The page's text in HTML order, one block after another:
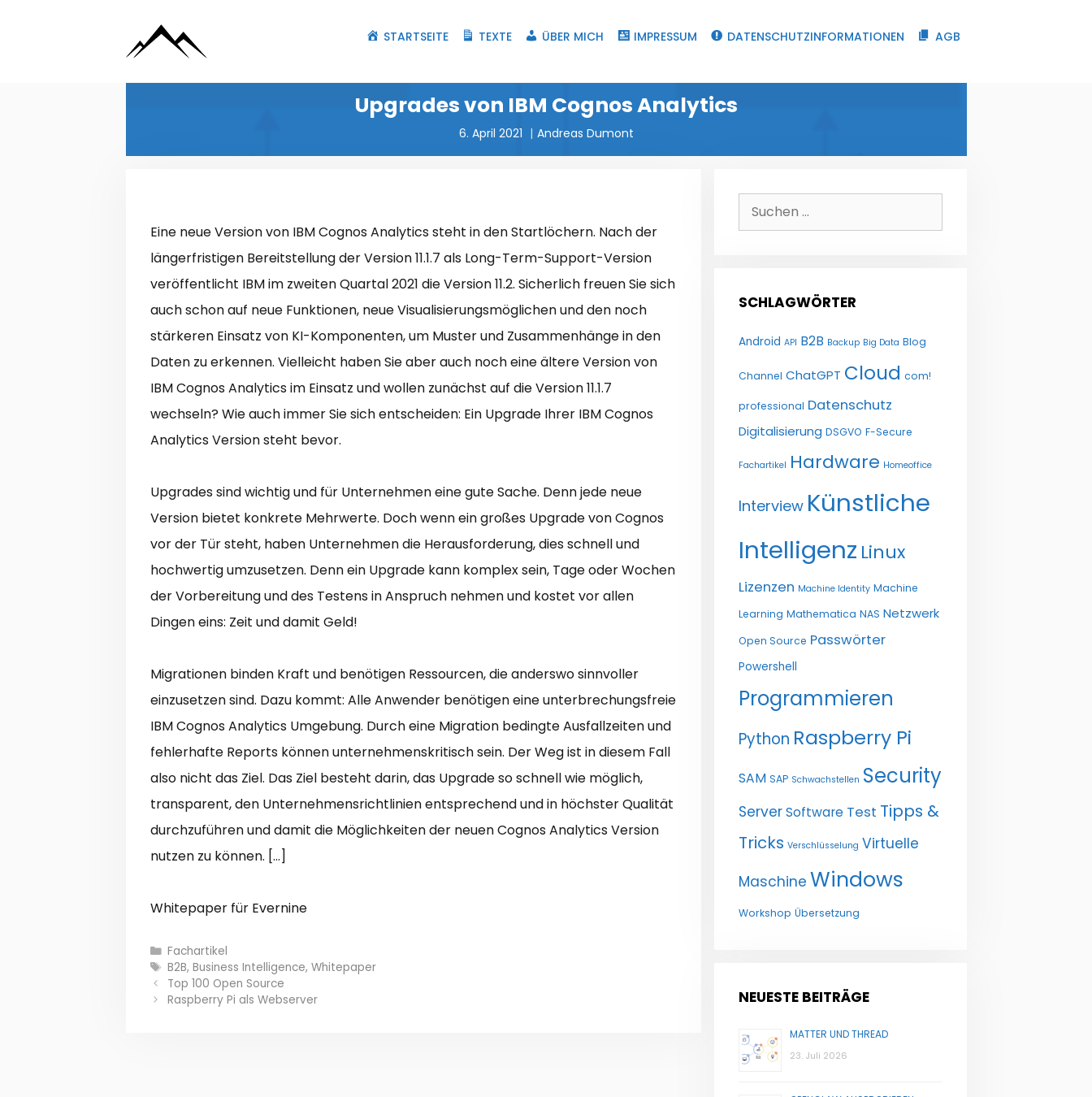
STARTSEITE TEXTE ÜBER MICH IMPRESSUM DATENSCHUTZINFORMATIONEN AGB
Upgrades von IBM Cognos Analytics
6. April 2021 Andreas Dumont
Eine neue Version von IBM Cognos Analytics steht in den Startlöchern. Nach der
längerfristigen Bereitstellung der Version 11.1.7 als Long-Term-Support-Version
veröffentlicht IBM im zweiten Quartal 2021 die Version 11.2. Sicherlich freuen Sie sich
auch schon auf neue Funktionen, neue Visualisierungsmöglichen und den noch
stärkeren Einsatz von KI-Komponenten, um Muster und Zusammenhänge in den
Daten zu erkennen. Vielleicht haben Sie aber auch noch eine ältere Version von
IBM Cognos Analytics im Einsatz und wollen zunächst auf die Version 11.1.7
wechseln? Wie auch immer Sie sich entscheiden: Ein Upgrade Ihrer IBM Cognos
Analytics Version steht bevor.
Upgrades sind wichtig und für Unternehmen eine gute Sache. Denn jede neue
Version bietet konkrete Mehrwerte. Doch wenn ein großes Upgrade von Cognos
vor der Tür steht, haben Unternehmen die Herausforderung, dies schnell und
hochwertig umzusetzen. Denn ein Upgrade kann komplex sein, Tage oder Wochen
der Vorbereitung und des Testens in Anspruch nehmen und kostet vor allen
Dingen eins: Zeit und damit Geld!
Migrationen binden Kraft und benötigen Ressourcen, die anderswo sinnvoller
einzusetzen sind. Dazu kommt: Alle Anwender benötigen eine unterbrechungsfreie
IBM Cognos Analytics Umgebung. Durch eine Migration bedingte Ausfallzeiten und
fehlerhafte Reports können unternehmenskritisch sein. Der Weg ist in diesem Fall
also nicht das Ziel. Das Ziel besteht darin, das Upgrade so schnell wie möglich,
transparent, den Unternehmensrichtlinien entsprechend und in höchster Qualität
durchzuführen und damit die Möglichkeiten der neuen Cognos Analytics Version
nutzen zu können. […]
Whitepaper für Evernine
Kategorien
Fachartikel
Schlagwörter
B2B, Business Intelligence, Whitepaper
Top 100 Open Source
Raspberry Pi als Webserver
Suchen
nach:
SCHLAGWÖRTER
Android API B2B Backup Big Data Blog
Channel ChatGPT Cloud com!
professional Datenschutz
Digitalisierung DSGVO F-Secure
Fachartikel Hardware Homeoffice
Interview Künstliche
Intelligenz Linux
Lizenzen Machine Identity Machine
Learning Mathematica NAS Netzwerk
Open Source Passwörter
Powershell
Programmieren
Python Raspberry Pi
SAM SAP Schwachstellen Security
ServerSoftware Test Tipps &
Tricks Verschlüsselung Virtuelle
Maschine Windows
Workshop Übersetzung
NEUESTE BEITRÄGE
MATTER UND THREAD
23. Juli 2026